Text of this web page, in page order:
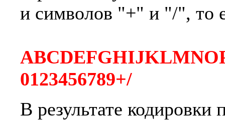
и символов "+" и "/", то
0123456789+/
В результате кодировки